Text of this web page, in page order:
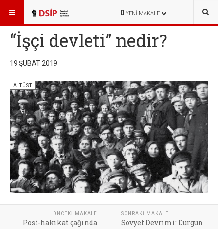
0 YENI MAKALE
BURADASINIZ: YAYINLAR
“İşçi devleti” nedir?
19 ŞUBAT 2019
ALTÜST
ÖNCEKI MAKALE
Post-hakikat çağında
SONRAKI MAKALE
Sovyet Devrimi: Durgun